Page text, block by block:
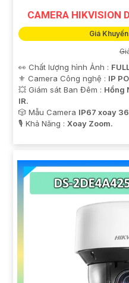
CAMERA HIKVISION
Giá
👀 Chất lượng hình Ảnh :
⚜️ Camera Công nghệ : IP
💥 Giám sát Ban Đêm : Hồng
IR.
🎲 Mẫu Camera IP67 xoay
️🎙 Khả Năng : Xoay Zoom.